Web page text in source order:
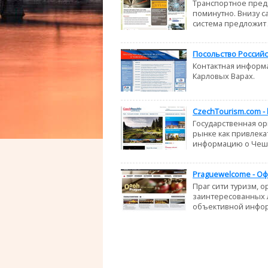
Транспортное
поминутно. Внизу
система
Посольство
Контактная
Карловых Варах.
CzechTourism.com
Государственная
рынке как
информацию о
Praguewelcome -
Праг cити туризм,
заинтересованных
объективной